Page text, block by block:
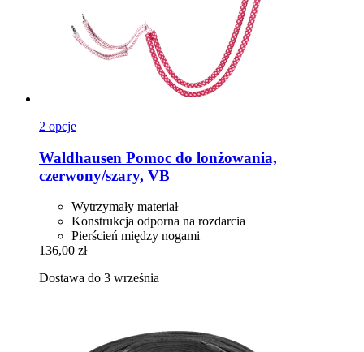
2 opcje
Waldhausen Pomoc do lonżowania,
czerwony/szary, VB
Wytrzymały materiał
Konstrukcja odporna na rozdarcia
Pierścień między nogami
136,00 zł
Dostawa do 3 września